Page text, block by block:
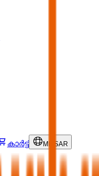
കാർട്ട് ML SAR